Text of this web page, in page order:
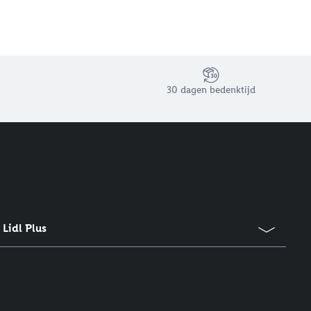
30 dagen bedenktijd
Lidl Plus